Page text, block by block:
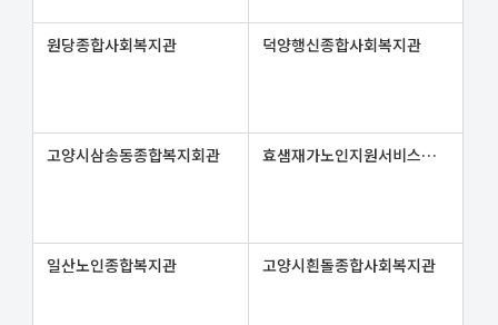
원당종합사회복지관 덕양행신종합사회복지관
고양시삼송동종합복지회관 효샘재가노인지원서비스센터
일산노인종합복지관 고양시흰돌종합사회복지관